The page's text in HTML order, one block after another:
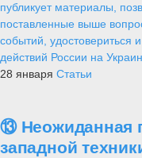
публикует материалы,
поставленные выше
событий, удостовериться
действий России на
28 января Статьи
⑬ Неожиданная
западной